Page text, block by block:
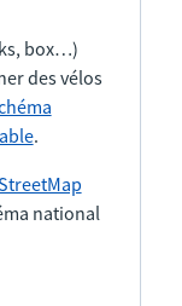
box…)
des vélos
.
national